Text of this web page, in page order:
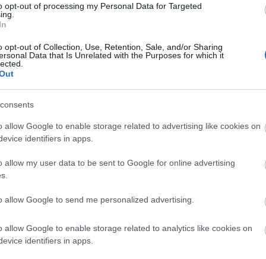
opt-out of processing my Personal Data for Targeted
opt-out of Collection, Use, Retention, Sale, and/or Sharing
Data that Is Unrelated with the Purposes for which it
allow Google to enable storage related to advertising like cookies on
identifiers in apps.
allow my user data to be sent to Google for online advertising
allow Google to send me personalized advertising.
allow Google to enable storage related to analytics like cookies on
identifiers in apps.
στις 20 Ιανουαρίου, ο Τραμπ έχει
εισαγωγές και δασμό 25% σε
επεσήμανε πως στο στόχαστρό
ημιαγωγοί και τα φάρμακα «τον επόμενο
12:57